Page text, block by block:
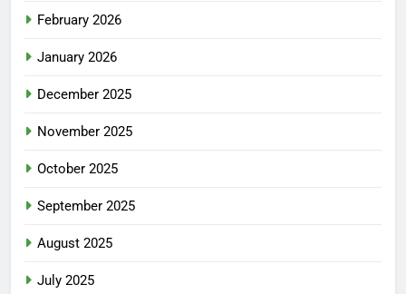
February 2026
January 2026
December 2025
November 2025
October 2025
September 2025
August 2025
July 2025